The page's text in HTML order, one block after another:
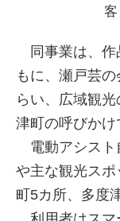
客
同事業は、作
もに、瀬戸芸
らい、広域観
津町の呼びかけ
電動アシスト
や主な観光ス
町5カ所、多度